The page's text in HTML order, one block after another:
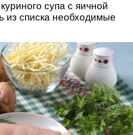
супа с яичной
из списка необходимые